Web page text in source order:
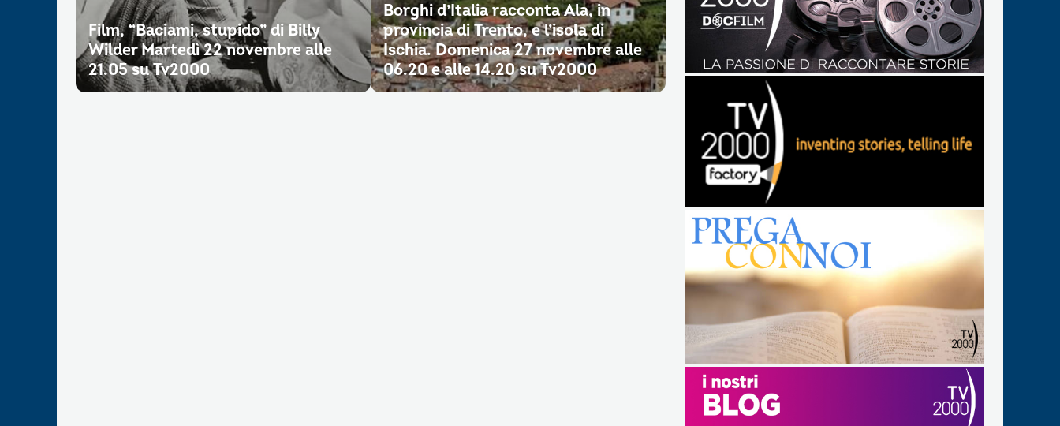
Film, “Baciami, stupido” di Billy
Wilder Martedì 22 novembre alle
21.05 su Tv2000
Borghi d’Italia racconta Ala, in
provincia di Trento, e l’isola di
Ischia. Domenica 27 novembre alle
06.20 e alle 14.20 su Tv2000